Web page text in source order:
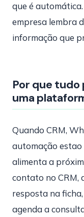
que é
empresa lembra
informação que
Por que
uma
Quando CRM,
automação estao
alimenta a
contato no CRM,
resposta na
agenda a